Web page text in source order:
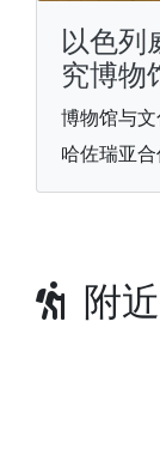
以色列
究博物
博物馆与
哈佐瑞亚
附